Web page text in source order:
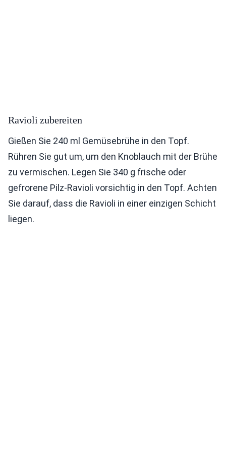
Ravioli zubereiten
Gießen Sie 240 ml Gemüsebrühe in den Topf.
Rühren Sie gut um, um den Knoblauch mit der Brühe
zu vermischen. Legen Sie 340 g frische oder
gefrorene Pilz-Ravioli vorsichtig in den Topf. Achten
Sie darauf, dass die Ravioli in einer einzigen Schicht
liegen.